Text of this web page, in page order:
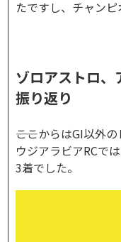
たですし、チャンピ
ゾロアストロ
振り返り
――ここからはGI以外
ウジアラビアRCで
3着でした。